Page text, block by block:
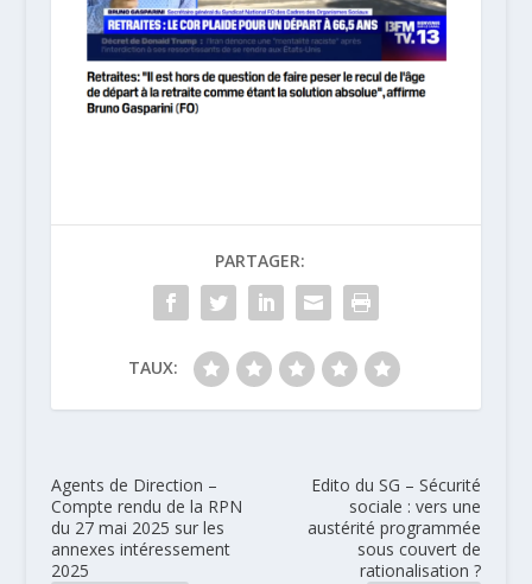
PARTAGER:
TAUX:
Agents de Direction –
Compte rendu de la RPN
du 27 mai 2025 sur les
annexes intéressement
2025
Edito du SG – Sécurité
sociale : vers une
austérité programmée
sous couvert de
rationalisation ?